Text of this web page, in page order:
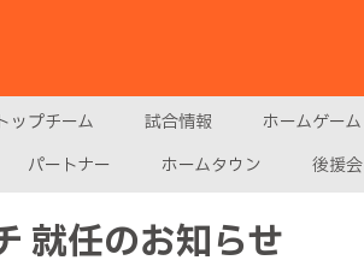
トップチーム 試合情報 ホームゲーム
パートナー ホームタウン 後援会
就任のお知らせ